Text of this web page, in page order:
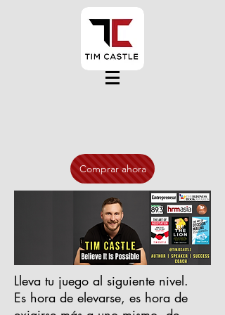
Comprar ahora
Lleva tu juego al siguiente nivel.
Es hora de elevarse, es hora de